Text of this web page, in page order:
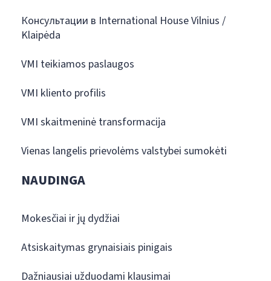
Консультации в International House Vilnius /
Klaipėda
VMI teikiamos paslaugos
VMI kliento profilis
VMI skaitmeninė transformacija
Vienas langelis prievolėms valstybei sumokėti
NAUDINGA
Mokesčiai ir jų dydžiai
Atsiskaitymas grynaisiais pinigais
Dažniausiai užduodami klausimai